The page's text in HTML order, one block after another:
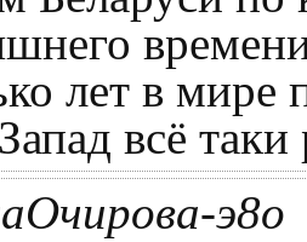
лет в мире
всё таки
э8о